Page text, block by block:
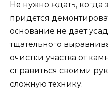
Не нужно ждать, когда
придется
основание не дает
тщательного
очистки участка от
справиться своими
сложную технику.